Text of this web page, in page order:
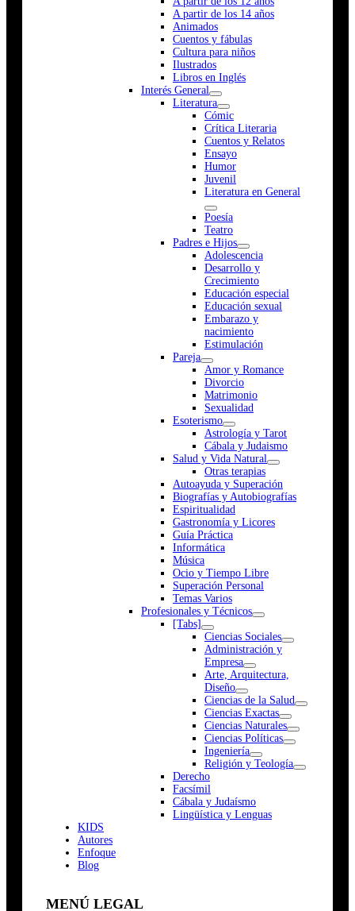
A partir de los 14 años
Animados
Cuentos y fábulas
Cultura para niños
Ilustrados
Libros en Inglés
Interés General
Literatura
Cómic
Crítica Literaria
Cuentos y Relatos
Ensayo
Humor
Juvenil
Literatura en General
Poesía
Teatro
Padres e Hijos
Adolescencia
Desarrollo y
Crecimiento
Educación especial
Educación sexual
Embarazo y
nacimiento
Estimulación
Pareja
Amor y Romance
Divorcio
Matrimonio
Sexualidad
Esoterismo
Astrología y Tarot
Cábala y Judaismo
Salud y Vida Natural
Otras terapias
Autoayuda y Superación
Biografías y Autobiografías
Espiritualidad
Gastronomía y Licores
Guía Práctica
Informática
Música
Ocio y Tiempo Libre
Superación Personal
Temas Varios
Profesionales y Técnicos
[Tabs]
Ciencias Sociales
Administración y
Empresa
Arte, Arquitectura,
Diseño
Ciencias de la Salud
Ciencias Exactas
Ciencias Naturales
Ciencias Políticas
Ingeniería
Religión y Teología
Derecho
Facsímil
Cábala y Judaísmo
Lingüística y Lenguas
KIDS
Autores
Enfoque
Blog
MENÚ LEGAL